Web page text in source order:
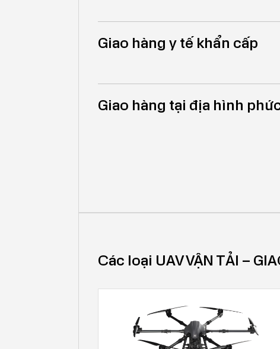
Giao hàng y tế khẩn cấp
Giao hàng tại địa hình
Các loại UAV VẬN TẢI –